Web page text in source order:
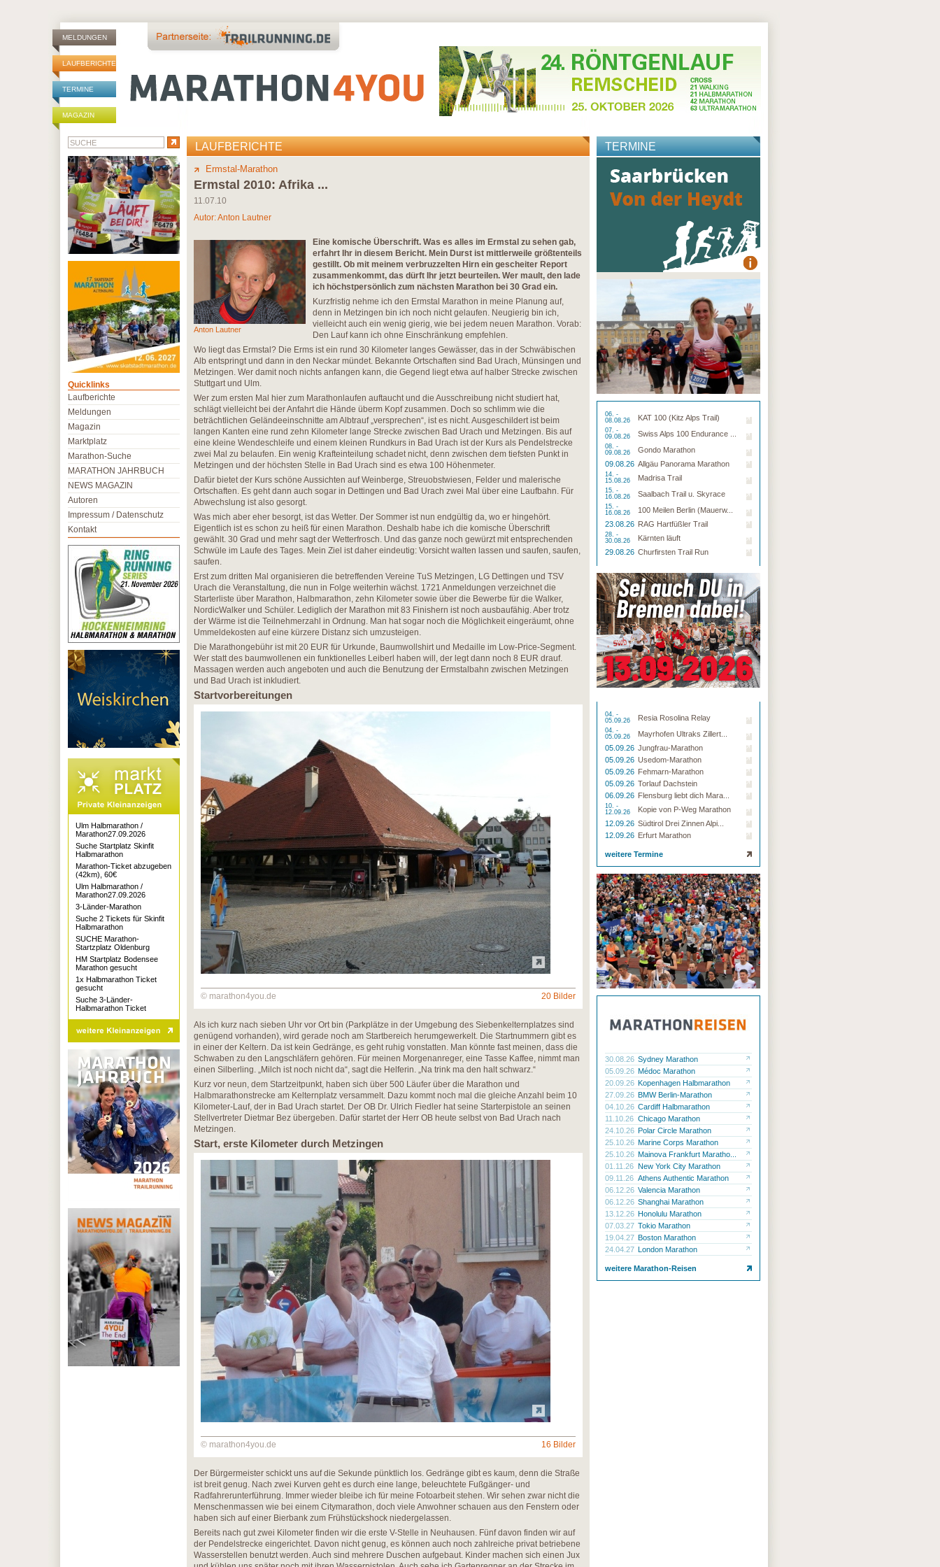
MELDUNGEN
LAUFBERICHTE
TERMINE
MAGAZIN
LAUFBERICHTE
Ermstal-Marathon
Ermstal 2010: Afrika ...
11.07.10
Autor:Anton Lautner
Anton Lautner
Eine komische Überschrift. Was es alles im Ermstal zu sehen gab,
erfahrt Ihr in diesem Bericht. Mein Durst ist mittlerweile größtenteils
gestillt. Ob mit meinem verbruzzelten Hirn ein gescheiter Report
zusammenkommt, das dürft Ihr jetzt beurteilen. Wer mault, den lade
ich höchstpersönlich zum nächsten Marathon bei 30 Grad ein.
Kurzfristig nehme ich den Ermstal Marathon in meine Planung auf,
denn in Metzingen bin ich noch nicht gelaufen. Neugierig bin ich,
vielleicht auch ein wenig gierig, wie bei jedem neuen Marathon. Vorab:
Den Lauf kann ich ohne Einschränkung empfehlen.
Wo liegt das Ermstal? Die Erms ist ein rund 30 Kilometer langes Gewässer, das in der Schwäbischen
Alb entspringt und dann in den Neckar mündet. Bekannte Ortschaften sind Bad Urach, Münsingen und
Metzingen. Wer damit noch nichts anfangen kann, die Gegend liegt etwa auf halber Strecke zwischen
Stuttgart und Ulm.
Wer zum ersten Mal hier zum Marathonlaufen auftaucht und die Ausschreibung nicht studiert hat,
schlägt vielleicht bei der Anfahrt die Hände überm Kopf zusammen. Doch so schlimm wie die
beträchtlichen Geländeeinschnitte am Albtrauf „versprechen“, ist es nicht. Ausgeschildert ist beim
langen Kanten eine rund zehn Kilometer lange Strecke zwischen Bad Urach und Metzingen. Bis auf
eine kleine Wendeschleife und einem kleinen Rundkurs in Bad Urach ist der Kurs als Pendelstrecke
zwei Mal zu belaufen. Ein wenig Krafteinteilung schadet nicht, denn zwischen dem tiefsten Punkt in
Metzingen und der höchsten Stelle in Bad Urach sind es etwa 100 Höhenmeter.
Dafür bietet der Kurs schöne Aussichten auf Weinberge, Streuobstwiesen, Felder und malerische
Ortschaften. Es geht dann auch sogar in Dettingen und Bad Urach zwei Mal über eine Laufbahn. Für
Abwechslung ist also gesorgt.
Was mich aber eher besorgt, ist das Wetter. Der Sommer ist nun endgültig da, wo er hingehört.
Eigentlich ist es schon zu heiß für einen Marathon. Deshalb habe ich die komische Überschrift
gewählt. 30 Grad und mehr sagt der Wetterfrosch. Und das ganze noch gewürzt mit entsprechenden
Schwüle im Laufe des Tages. Mein Ziel ist daher eindeutig: Vorsicht walten lassen und saufen, saufen,
saufen.
Erst zum dritten Mal organisieren die betreffenden Vereine TuS Metzingen, LG Dettingen und TSV
Urach die Veranstaltung, die nun in Folge weiterhin wächst. 1721 Anmeldungen verzeichnet die
Starterliste über Marathon, Halbmarathon, zehn Kilometer sowie über die Bewerbe für die Walker,
NordicWalker und Schüler. Lediglich der Marathon mit 83 Finishern ist noch ausbaufähig. Aber trotz
der Wärme ist die Teilnehmerzahl in Ordnung. Man hat sogar noch die Möglichkeit eingeräumt, ohne
Ummeldekosten auf eine kürzere Distanz sich umzusteigen.
Die Marathongebühr ist mit 20 EUR für Urkunde, Baumwollshirt und Medaille im Low-Price-Segment.
Wer statt des baumwollenen ein funktionelles Leiberl haben will, der legt dann noch 8 EUR drauf.
Massagen werden auch angeboten und auch die Benutzung der Ermstalbahn zwischen Metzingen
und Bad Urach ist inkludiert.
Startvorbereitungen
© marathon4you.de 20 Bilder
Als ich kurz nach sieben Uhr vor Ort bin (Parkplätze in der Umgebung des Siebenkelternplatzes sind
genügend vorhanden), wird gerade noch am Startbereich herumgewerkelt. Die Startnummern gibt es
in einer der Keltern. Da ist kein Gedränge, es geht ruhig vonstatten. Man könnte fast meinen, dass die
Schwaben zu den Langschläfern gehören. Für meinen Morgenanreger, eine Tasse Kaffee, nimmt man
einen Silberling. „Milch ist noch nicht da“, sagt die Helferin. „Na trink ma den halt schwarz.“
Kurz vor neun, dem Startzeitpunkt, haben sich über 500 Läufer über die Marathon und
Halbmarathonstrecke am Kelternplatz versammelt. Dazu kommt noch mal die gleiche Anzahl beim 10
Kilometer-Lauf, der in Bad Urach startet. Der OB Dr. Ulrich Fiedler hat seine Starterpistole an seinen
Stellvertreter Dietmar Bez übergeben. Dafür startet der Herr OB heute selbst von Bad Urach nach
Metzingen.
Start, erste Kilometer durch Metzingen
© marathon4you.de 16 Bilder
Der Bürgermeister schickt uns auf die Sekunde pünktlich los. Gedränge gibt es kaum, denn die Straße
ist breit genug. Nach zwei Kurven geht es durch eine lange, beleuchtete Fußgänger- und
Radfahrerunterführung. Immer wieder bleibe ich für meine Fotoarbeit stehen. Wir sehen zwar nicht die
Menschenmassen wie bei einem Citymarathon, doch viele Anwohner schauen aus den Fenstern oder
haben sich auf einer Bierbank zum Frühstückshock niedergelassen.
Bereits nach gut zwei Kilometer finden wir die erste V-Stelle in Neuhausen. Fünf davon finden wir auf
der Pendelstrecke eingerichtet. Davon nicht genug, es können auch noch zahlreiche privat betriebene
Wasserstellen benutzt werden. Auch sind mehrere Duschen aufgebaut. Kinder machen sich einen Jux
TERMINE
06. -
08.08.26
KAT 100 (Kitz Alps Trail)
07. -
09.08.26
Swiss Alps 100 Endurance ...
08. -
09.08.26
Gondo Marathon
09.08.26 Allgäu Panorama Marathon
14. -
15.08.26
Madrisa Trail
15. -
16.08.26
Saalbach Trail u. Skyrace
15. -
16.08.26
100 Meilen Berlin (Mauerw...
23.08.26 RAG Hartfüßler Trail
28. -
30.08.26
Kärnten läuft
29.08.26 Churfirsten Trail Run
04. -
05.09.26
Resia Rosolina Relay
04. -
05.09.26
Mayrhofen Ultraks Zillert...
05.09.26 Jungfrau-Marathon
05.09.26 Usedom-Marathon
05.09.26 Fehmarn-Marathon
05.09.26 Torlauf Dachstein
06.09.26 Flensburg liebt dich Mara...
10. -
12.09.26
Kopie von P-Weg Marathon
12.09.26 Südtirol Drei Zinnen Alpi...
12.09.26 Erfurt Marathon
weitere Termine
30.08.26 Sydney Marathon
05.09.26 Médoc Marathon
20.09.26 Kopenhagen Halbmarathon
27.09.26 BMW Berlin-Marathon
04.10.26 Cardiff Halbmarathon
11.10.26 Chicago Marathon
24.10.26 Polar Circle Marathon
25.10.26 Marine Corps Marathon
25.10.26 Mainova Frankfurt Maratho...
01.11.26 New York City Marathon
09.11.26 Athens Authentic Marathon
06.12.26 Valencia Marathon
06.12.26 Shanghai Marathon
13.12.26 Honolulu Marathon
07.03.27 Tokio Marathon
19.04.27 Boston Marathon
24.04.27 London Marathon
weitere Marathon-Reisen
Quicklinks
Laufberichte
Meldungen
Magazin
Marktplatz
Marathon-Suche
MARATHON JAHRBUCH
NEWS MAGAZIN
Autoren
Impressum / Datenschutz
Kontakt
Ulm Halbmarathon /
Marathon27.09.2026
Suche Startplatz Skinfit
Halbmarathon
Marathon-Ticket abzugeben
(42km), 60€
Ulm Halbmarathon /
Marathon27.09.2026
3-Länder-Marathon
Suche 2 Tickets für Skinfit
Halbmarathon
SUCHE Marathon-
Startzplatz Oldenburg
HM Startplatz Bodensee
Marathon gesucht
1x Halbmarathon Ticket
gesucht
Suche 3-Länder-
Halbmarathon Ticket